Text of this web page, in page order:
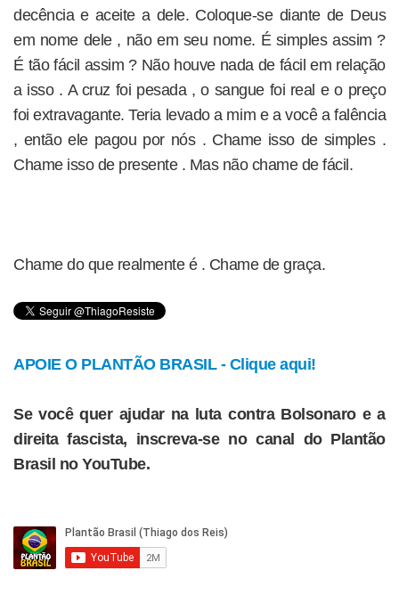
decência e aceite a dele. Coloque-se diante de Deus
em nome dele , não em seu nome. É simples assim ?
É tão fácil assim ? Não houve nada de fácil em relação
a isso . A cruz foi pesada , o sangue foi real e o preço
foi extravagante. Teria levado a mim e a você a falência
, então ele pagou por nós . Chame isso de simples .
Chame isso de presente . Mas não chame de fácil.
Chame do que realmente é . Chame de graça.
APOIE O PLANTÃO BRASIL - Clique aqui!
Se você quer ajudar na luta contra Bolsonaro e a
direita fascista, inscreva-se no canal do Plantão
Brasil no YouTube.